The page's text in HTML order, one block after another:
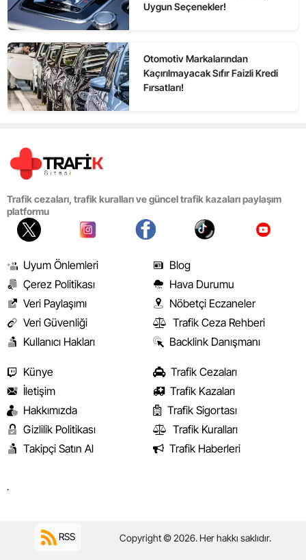
Uygun Seçenekler!
Otomotiv Markalarından
Kaçırılmayacak Sıfır Faizli Kredi
Fırsatları!
Trafik cezaları, trafik kuralları ve güncel trafik kazaları paylaşım
platformu
Uyum Önlemleri
Çerez Politikası
Veri Paylaşımı
Veri Güvenliği
Kullanıcı Hakları
Blog
Hava Durumu
Nöbetçi Eczaneler
Trafik Ceza Rehberi
Backlink Danışmanı
Künye
İletişim
Hakkımızda
Gizlilik Politikası
Takipçi Satın Al
Trafik Cezaları
Trafik Kazaları
Trafik Sigortası
Trafik Kuralları
Trafik Haberleri
.
RSS Copyright © 2026. Her hakkı saklıdır.